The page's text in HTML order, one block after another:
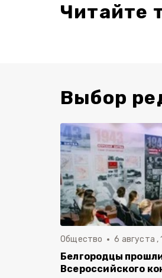
Читайте
Выбор
Общество 6 августа ,
Белгородцы
Всероссийского